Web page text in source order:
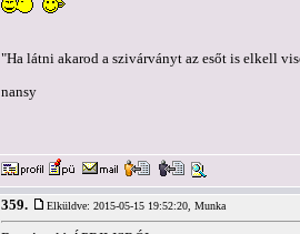
"Ha látni akarod a szivárványt az esőt is elkell
nansy
359. Elküldve: 2015-05-15 19:52:20, Munka